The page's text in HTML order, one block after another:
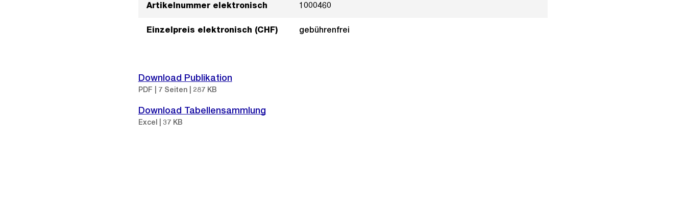
Artikelnummer elektronisch 1000460
Einzelpreis elektronisch (CHF) gebührenfrei
Download Publikation
PDF | 7 Seiten | 287 KB
Download Tabellensammlung
Excel | 37 KB